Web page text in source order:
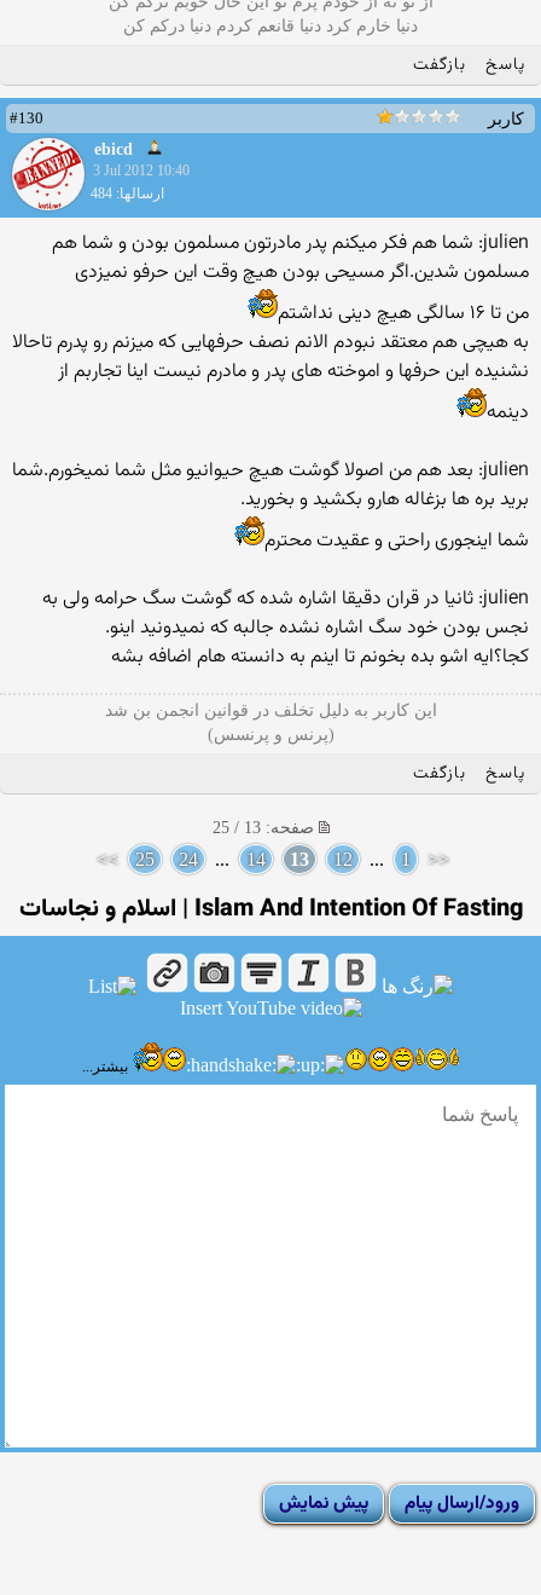
دنیا خارم کرد دنیا قانعم کردم دنیا درکم کن
پاسخ بازگفت
کاربر
#130
ebicd
3 Jul 2012 10:40
ارسالها: 484
julien: شما هم فکر میکنم پدر مادرتون مسلمون بودن و شما هم
مسلمون شدین.اگر مسیحی بودن هیچ وقت این حرفو نمیزدی
من تا ۱۶ سالگی هیچ دینی نداشتم
به هیچی هم معتقد نبودم الانم نصف حرفهایی که میزنم رو پدرم تاحالا
نشنیده این حرفها و اموخته های پدر و مادرم نیست اینا تجاربم از
دینمه
julien: بعد هم من اصولا گوشت هیچ حیوانیو مثل شما نمیخورم.شما
برید بره ها بزغاله هارو بکشید و بخورید.
شما اینجوری راحتی و عقیدت محترم
julien: ثانیا در قران دقیقا اشاره شده که گوشت سگ حرامه ولی به
نجس بودن خود سگ اشاره نشده جالبه که نمیدونید اینو.
کجا؟ایه اشو بده بخونم تا اینم به دانسته هام اضافه بشه
این کاربر به دلیل تخلف در قوانین انجمن بن شد
(پرنس و پرنسس)
پاسخ بازگفت
صفحه: 13 / 25
<<
1
...
12
13
14
...
24
25
>>
Islam And Intention Of Fasting | اسلام و نجاسات
بیشتر...